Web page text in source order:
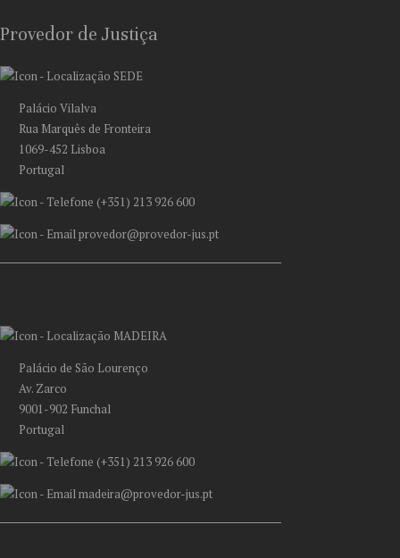
Provedor de Justiça
SEDE
Palácio Vilalva
Rua Marquês de Fronteira
1069-452 Lisboa
Portugal
(+351) 213 926 600
provedor@provedor-jus.pt
MADEIRA
Palácio de São Lourenço
Av. Zarco
9001-902 Funchal
Portugal
(+351) 213 926 600
madeira@provedor-jus.pt